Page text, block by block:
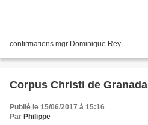
confirmations mgr Dominique Rey
Corpus Christi de Granada
Publié le 15/06/2017 à 15:16
Par Philippe